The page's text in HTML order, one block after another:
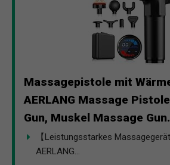
Massagepistole mit
AERLANG Massage
Gun, Muskel Massage
【Leistungsstarkes
AERLANG...